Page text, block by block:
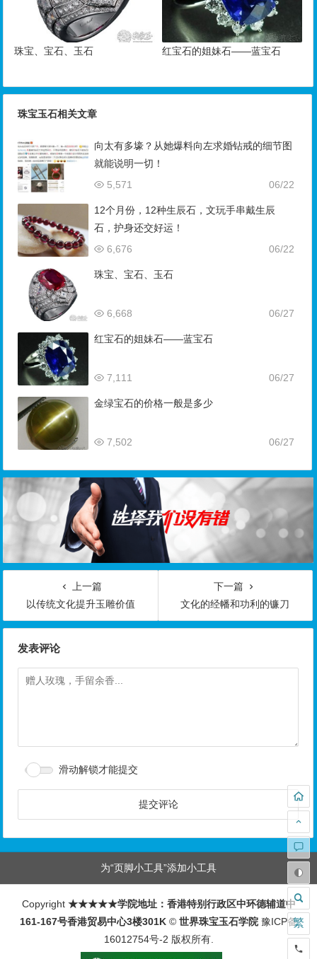
珠宝、宝石、玉石 红宝石的姐妹石——蓝宝石
珠宝玉石相关文章
向太有多壕？从她爆料向左求婚钻戒的细节图
就能说明一切！
06/22
5,571
12个月份，12种生辰石，文玩手串戴生辰
石，护身还交好运！
06/22
6,676
珠宝、宝石、玉石
06/27
6,668
红宝石的姐妹石——蓝宝石
06/27
7,111
金绿宝石的价格一般是多少
06/27
7,502
上一篇
以传统文化提升玉雕价值
下一篇
文化的经幡和功利的镰刀
发表评论
滑动解锁才能提交
为“页脚小工具”添加小工具
Copyright ★★★★★学院地址：香港特别行政区中环德辅道中
161-167号香港贸易中心3楼301K © 世界珠宝玉石学院 豫ICP备
16012754号-2 版权所有.
繁